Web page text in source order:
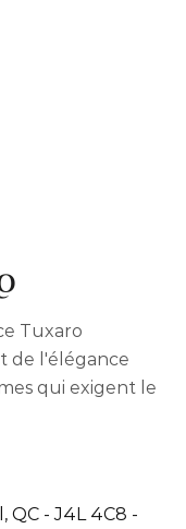
Tuxaro
de l'élégance
qui exigent le
QC - J4L 4C8 -